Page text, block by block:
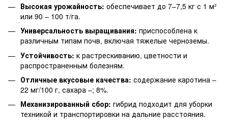
Высокая урожайность: обеспечивает до 7–7,5 кг с 1 м²
или 90 – 100 т/га.
Универсальность выращивания: приспособлена к
различным типам почв, включая тяжелые черноземы.
Устойчивость: к растрескиванию, цветности и
распространенным болезням.
Отличные вкусовые качества: содержание каротина –
22 мг/100 г, сахара –; 8%.
Механизированный сбор: гибрид подходит для уборки
техникой и транспортировки на дальние расстояния.